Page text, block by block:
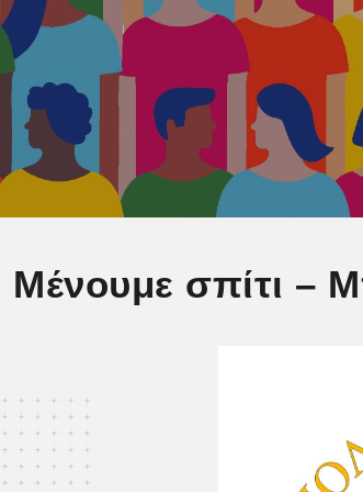
Μένουμε σπίτι –